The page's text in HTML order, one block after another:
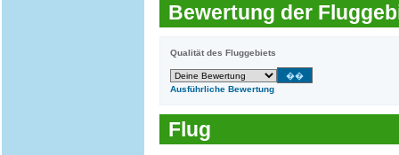
Bewertung der
Qualität des Fluggebiets
Ausführliche Bewertung
Flug